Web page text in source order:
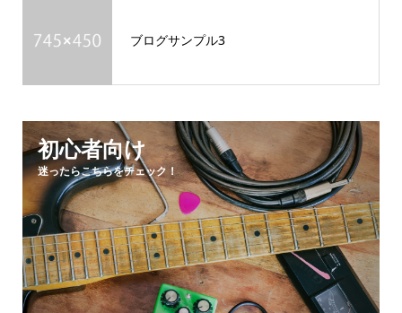
ブログサンプル3
初心者向け
迷ったらこちらをチェック！